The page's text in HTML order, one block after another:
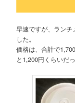
早速ですが、ランチ
した。
価格は、合計で
と1,200円くらいだ